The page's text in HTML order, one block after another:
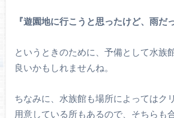
『遊園地に行こうと思ったけど、雨だ
というときのために、予備として水族
良いかもしれませんね。
ちなみに、水族館も場所によってはク
用意している所もあるので、そちらも